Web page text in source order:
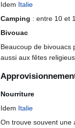
Idem Italie
Camping : entre 10 et
Bivouac
Beaucoup de bivouacs
aussi aux fêtes
Nourriture
Idem Italie
On trouve souvent une